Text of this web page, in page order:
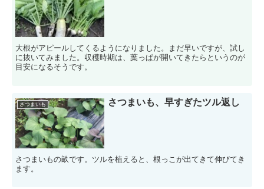
大根がアピールしてくるようになりました。まだ早いですが、試し
に抜いてみました。収穫時期は、葉っぱが開いてきたらというのが
目安になるそうです。
さつまいも さつまいも、早すぎたツル返し
さつまいもの畝です。ツルを植えると、根っこが出てきて伸びてき
ます。